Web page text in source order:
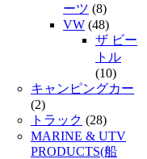
ーツ (8)
VW (48)
ザ ビー
トル
(10)
キャンピングカー
(2)
トラック (28)
MARINE & UTV
PRODUCTS(船